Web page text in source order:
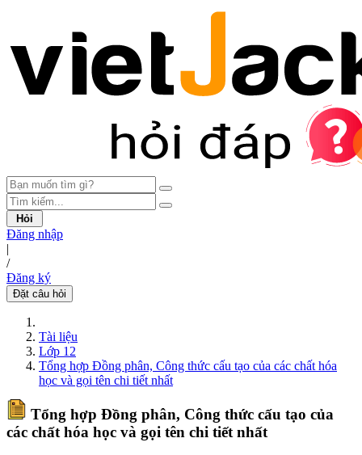
Hỏi
Đăng nhập
|
/
Đăng ký
Đặt câu hỏi
Tài liệu
Lớp 12
Tổng hợp Đồng phân, Công thức cấu tạo của các chất hóa
học và gọi tên chi tiết nhất
Tổng hợp Đồng phân, Công thức cấu tạo của
các chất hóa học và gọi tên chi tiết nhất